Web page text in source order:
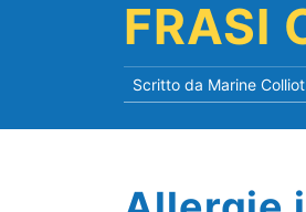
FRASI
Scritto da Marine Colliot